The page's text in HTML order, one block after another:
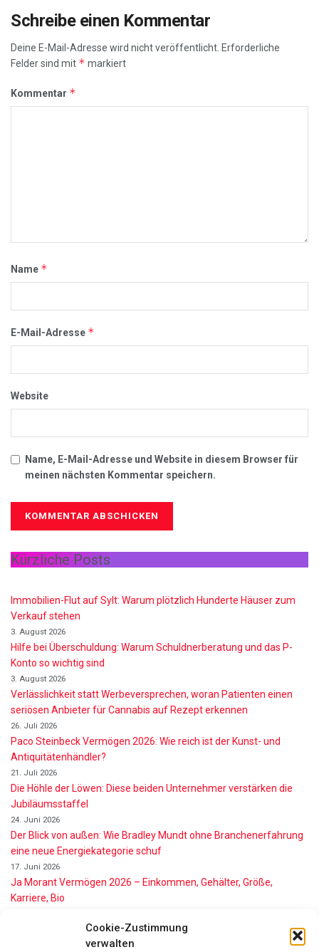
Cookie-Zustimmung
verwalten
Schreibe einen Kommentar
Deine E-Mail-Adresse wird nicht veröffentlicht. Erforderliche
Felder sind mit * markiert
Kommentar *
Name *
E-Mail-Adresse *
Website
Name, E-Mail-Adresse und Website in diesem Browser für
meinen nächsten Kommentar speichern.
Kürzliche Posts
Immobilien-Flut auf Sylt: Warum plötzlich Hunderte Häuser zum
Verkauf stehen
3. August 2026
Hilfe bei Überschuldung: Warum Schuldnerberatung und das P-
Konto so wichtig sind
3. August 2026
Verlässlichkeit statt Werbeversprechen, woran Patienten einen
seriösen Anbieter für Cannabis auf Rezept erkennen
26. Juli 2026
Paco Steinbeck Vermögen 2026: Wie reich ist der Kunst- und
Antiquitätenhändler?
21. Juli 2026
Die Höhle der Löwen: Diese beiden Unternehmer verstärken die
Jubiläumsstaffel
24. Juni 2026
Der Blick von außen: Wie Bradley Mundt ohne Branchenerfahrung
eine neue Energiekategorie schuf
17. Juni 2026
Ja Morant Vermögen 2026 – Einkommen, Gehälter, Größe,
Karriere, Bio
Alice Walton Vermögen 2026: So reich ist die Walmart-Erbin